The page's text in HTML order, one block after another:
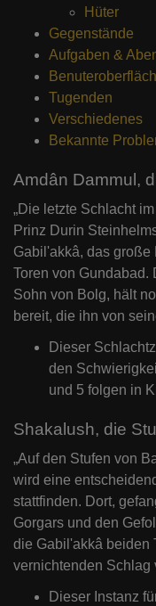
Hüter
Gegenstände
Aufgaben &
Tugenden
Verschiedenes
Bekannte
Amdân Dammul,
„Die letzte Schlacht
Prinz Durin
Gabil'akkâ, das große
Toren von Gundabad.
Sohn von Bolg, hält
bereit, die ihn von
Dieser
den
und 5 folgen in
Shakalush, die
„Auf den Stufen von
wird eine
stattfinden. Dort,
Gorgars und den
die Gabil'akkâ beiden
vernichtenden Schlag
Dieser Instanz